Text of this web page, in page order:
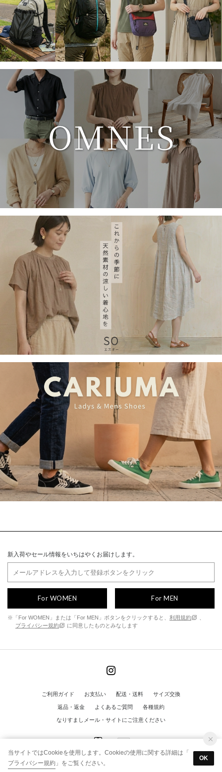
新入荷やセール情報をいちはやくお届けします。
For WOMEN For MEN
※「For WOMEN」または「For MEN」ボタンをクリックすると、 利用規約
プライバシー規約
に同意したものとみなします
ご利用ガイド お支払い 配送・送料 サイズ交換
返品・返金 よくあるご質問 各種規約
なりすましメール・サイトにご注意ください
© FINE ALL RIGHTS RESERVED.
当サイトではCookieを使用します。Cookieの使用に関する詳細は「
プライバシー規約 」をご覧ください。
OK